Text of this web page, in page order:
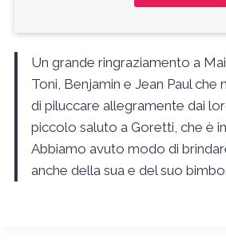
Un grande ringraziamento a
Toni, Benjamin e Jean Paul che
di piluccare allegramente dai
piccolo saluto a Goretti, che è
Abbiamo avuto modo di
anche della sua e del suo bimbo.